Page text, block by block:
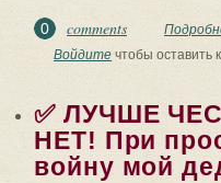
0 comments
Войдитечтобы оставить
✅ ЛУЧШЕ
НЕТ! При
войну мой